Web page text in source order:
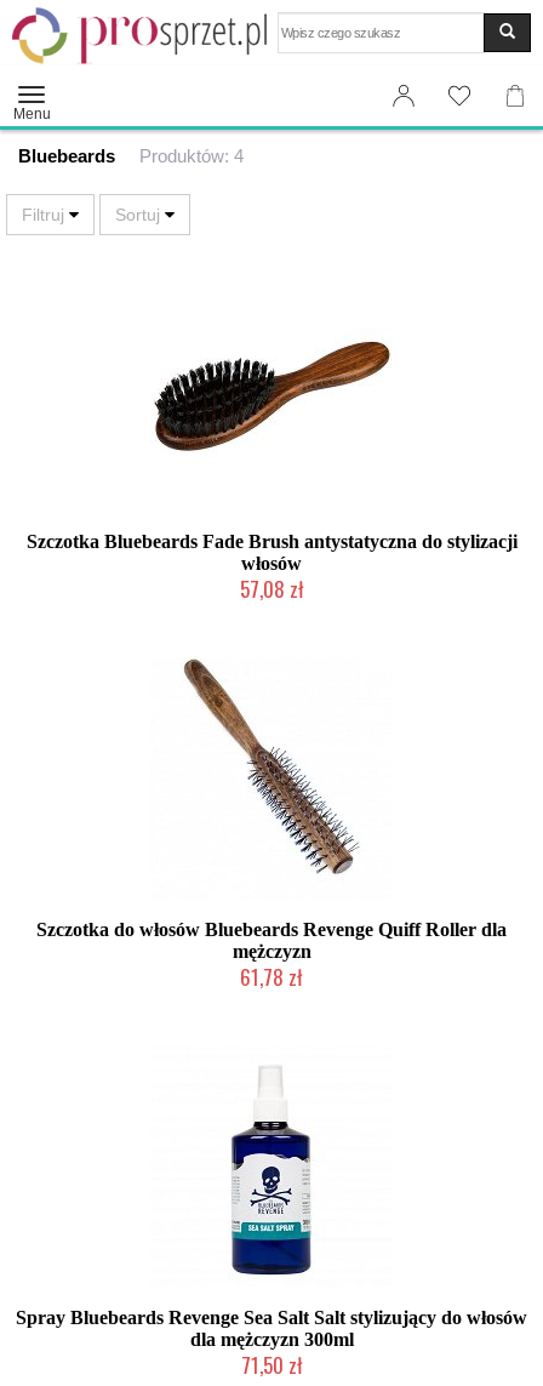
Menu
Bluebeards Produktów: 4
Szczotka Bluebeards Fade Brush antystatyczna do stylizacji
włosów
57,08 zł
Szczotka do włosów Bluebeards Revenge Quiff Roller dla
mężczyzn
61,78 zł
Spray Bluebeards Revenge Sea Salt Salt stylizujący do włosów
dla mężczyzn 300ml
71,50 zł